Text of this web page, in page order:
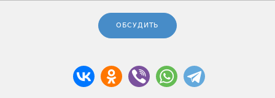
ОБСУДИТЬ